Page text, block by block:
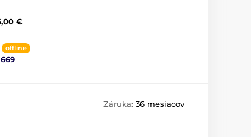
€
offline
Záruka: 36 mesiacov